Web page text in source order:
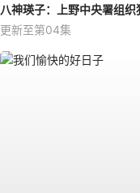
更新至第04集